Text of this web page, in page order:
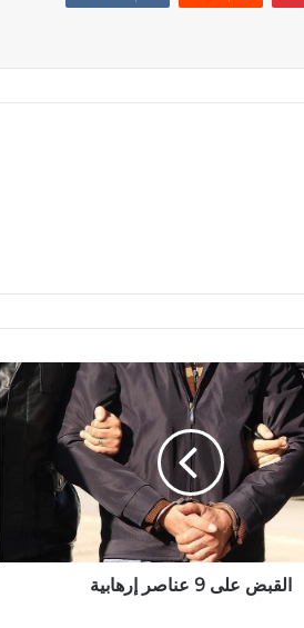
القبض على 9 عناصر إرهابية